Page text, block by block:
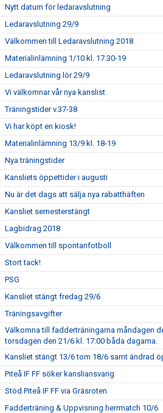
Nytt datum för ledaravslutning
Ledaravslutning 29/9
Välkommen till Ledaravslutning 2018
Materialinlämning 1/10 kl. 17.30-19
Ledaravslutning lör 29/9
Vi välkomnar vår nya kanslist
Träningstider v.37-38
Vi har köpt en kiosk!
Materialinlämning 13/9 kl. 18-19
Nya träningstider
Kansliets öppettider i augusti
Nu är det dags att sälja nya rabatthäften
Kansliet semesterstängt
Lagbidrag 2018
Välkommen till spontanfotboll
Stort tack!
PSG
Kansliet stängt fredag 29/6
Träningsavgifter
Välkomna till fadderträningarna måndagen
torsdagen den 21/6 kl. 17:00 båda dagarna.
Kansliet stängt 13/6 tom 18/6 samt ändrad
Piteå IF FF söker kansliansvarig
Stöd Piteå IF FF via Gräsroten
Fadderträning & Uppvisning herrmatch 10/6